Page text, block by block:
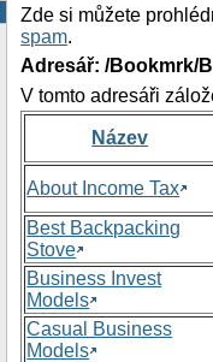
Zde si můžete
spam.
Adresář: /Bookmrk/
V tomto adresáři
Název
About Income Tax
Best Backpacking
Stove
Business Invest
Models
Casual Business
Models